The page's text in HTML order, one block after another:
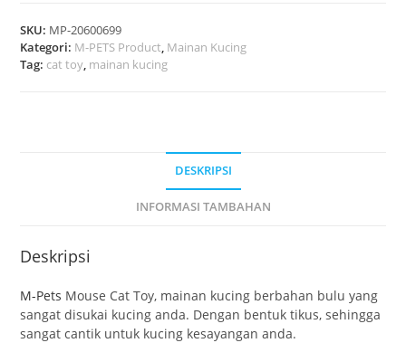
SKU: MP-20600699
Kategori: M-PETS Product Mainan Kucing
Tag: cat toy mainan kucing
DESKRIPSI
INFORMASI TAMBAHAN
Deskripsi
M-Pets Mouse Cat Toy, mainan kucing berbahan bulu yang
sangat disukai kucing anda. Dengan bentuk tikus, sehingga
sangat cantik untuk kucing kesayangan anda.